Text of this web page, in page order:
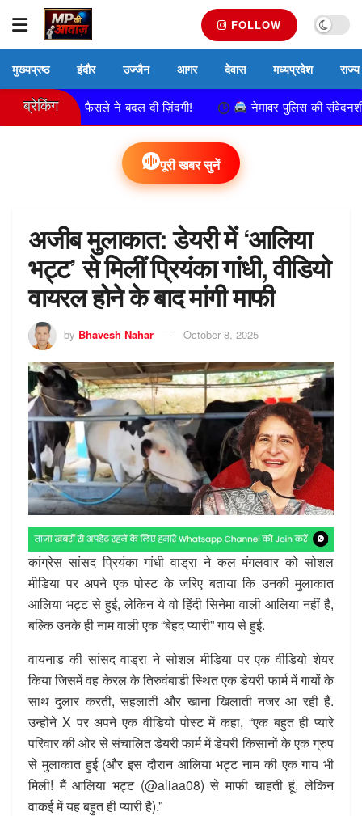
FOLLOW
मुख्यप्रष्ठ इंदौर उज्जैन आगर देवास मध्यप्रदेश राज्य
ब्रेकिंग
के फैसले ने बदल दी ज़िंदगी! नेमावर पुलिस की संवेदनशील पहल,
पूरी खबर सुनें
अजीब मुलाकात: डेयरी में ‘आलिया
भट्ट’ से मिलीं प्रियंका गांधी, वीडियो
वायरल होने के बाद मांगी माफी
by Bhavesh Nahar October 8, 2025
कांग्रेस सांसद प्रियंका गांधी वाड्रा ने कल मंगलवार को सोशल
मीडिया पर अपने एक पोस्ट के जरिए बताया कि उनकी मुलाकात
आलिया भट्ट से हुई, लेकिन ये वो हिंदी सिनेमा वाली आलिया नहीं है,
बल्कि उनके ही नाम वाली एक “बेहद प्यारी” गाय से हुई.
वायनाड की सांसद वाड्रा ने सोशल मीडिया पर एक वीडियो शेयर
किया जिसमें वह केरल के तिरुवंबाडी स्थित एक डेयरी फार्म में गायों के
साथ दुलार करती, सहलाती और खाना खिलाती नजर आ रही हैं.
उन्होंने X पर अपने एक वीडियो पोस्ट में कहा, “एक बहुत ही प्यारे
परिवार की ओर से संचालित डेयरी फार्म में डेयरी किसानों के एक ग्रुप
से मुलाकात हुई (और इस दौरान आलिया भट्ट नाम की एक गाय भी
मिली! मैं आलिया भट्ट (@aliaa08) से माफी चाहती हूं, लेकिन
वाकई में यह बहुत ही प्यारी है).”